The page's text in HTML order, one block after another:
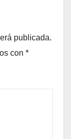
publicada.
con *